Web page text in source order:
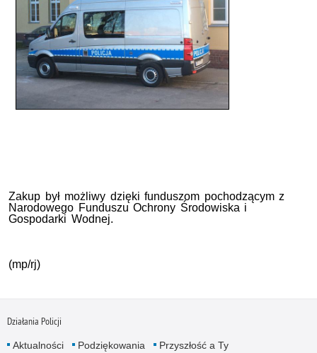
Zakup był możliwy dzięki funduszom pochodzącym z
Narodowego Funduszu Ochrony Środowiska i
Gospodarki Wodnej.
(mp/rj)
Działania Policji
Aktualności Podziękowania
Przyszłość a Ty